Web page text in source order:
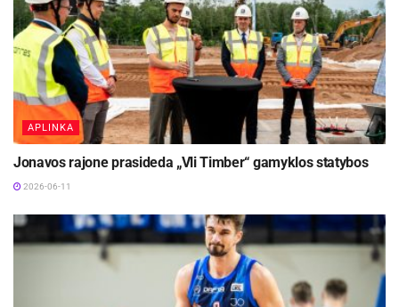
APLINKA
Jonavos rajone prasideda „Vli Timber“ gamyklos statybos
2026-06-11